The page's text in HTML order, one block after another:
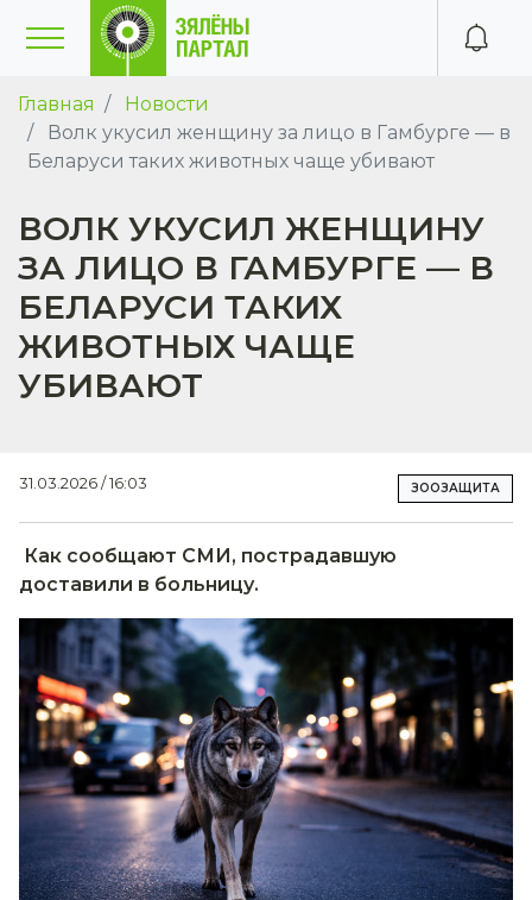
Главная
Новости
Волк укусил женщину за лицо в Гамбурге — в
Беларуси таких животных чаще убивают
ВОЛК УКУСИЛ ЖЕНЩИНУ
ЗА ЛИЦО В ГАМБУРГЕ — В
БЕЛАРУСИ ТАКИХ
ЖИВОТНЫХ ЧАЩЕ
УБИВАЮТ
31.03.2026 / 16:03 ЗООЗАЩИТА
Как сообщают СМИ, пострадавшую
доставили в больницу.